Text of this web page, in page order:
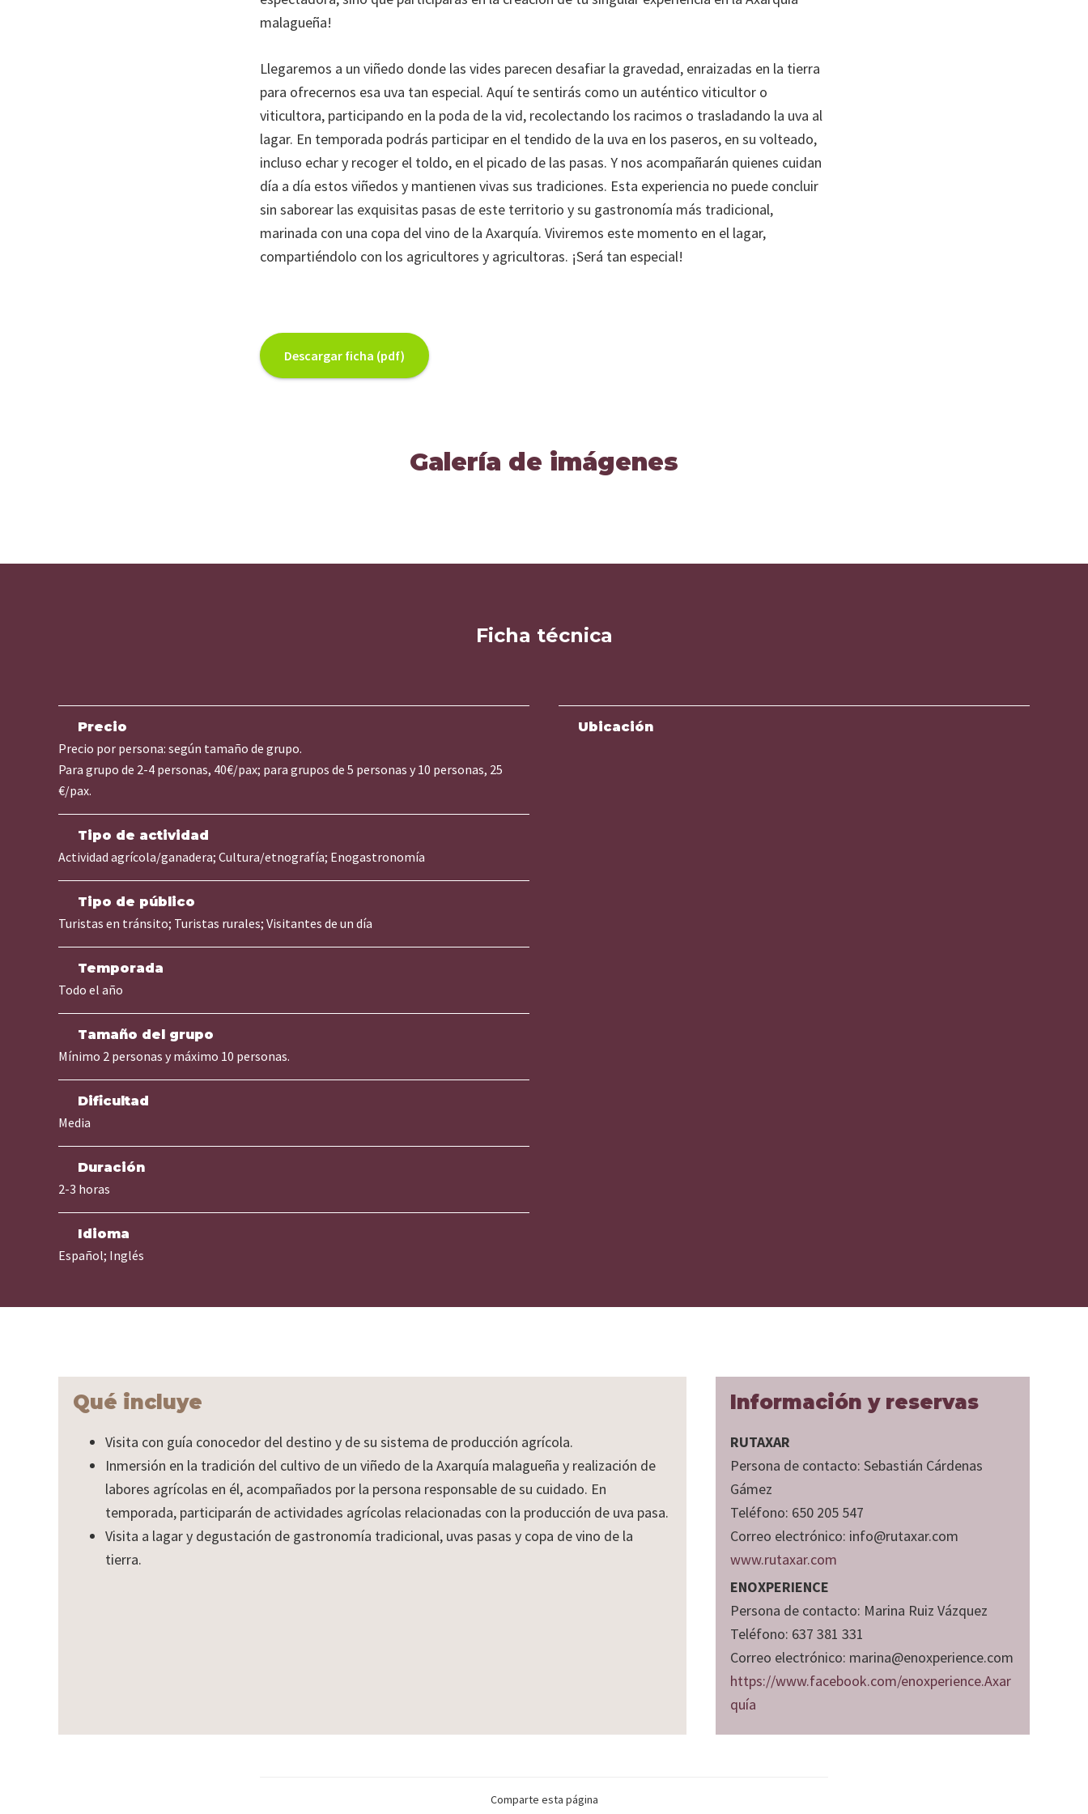
malagueña!
Llegaremos a un viñedo donde las vides parecen desafiar la gravedad, enraizadas en la tierra
para ofrecernos esa uva tan especial. Aquí te sentirás como un auténtico viticultor o
viticultora, participando en la poda de la vid, recolectando los racimos o trasladando la uva al
lagar. En temporada podrás participar en el tendido de la uva en los paseros, en su volteado,
incluso echar y recoger el toldo, en el picado de las pasas. Y nos acompañarán quienes cuidan
día a día estos viñedos y mantienen vivas sus tradiciones. Esta experiencia no puede concluir
sin saborear las exquisitas pasas de este territorio y su gastronomía más tradicional,
marinada con una copa del vino de la Axarquía. Viviremos este momento en el lagar,
compartiéndolo con los agricultores y agricultoras. ¡Será tan especial!
Descargar ficha (pdf)
Galería de imágenes
Ficha técnica
Precio
Precio por persona: según tamaño de grupo.
Para grupo de 2-4 personas, 40€/pax; para grupos de 5 personas y 10 personas, 25
€/pax.
Tipo de actividad
Actividad agrícola/ganadera; Cultura/etnografía; Enogastronomía
Tipo de público
Turistas en tránsito; Turistas rurales; Visitantes de un día
Temporada
Todo el año
Tamaño del grupo
Mínimo 2 personas y máximo 10 personas.
Dificultad
Media
Duración
2-3 horas
Idioma
Español; Inglés
Ubicación
Qué incluye
Visita con guía conocedor del destino y de su sistema de producción agrícola.
Inmersión en la tradición del cultivo de un viñedo de la Axarquía malagueña y realización de
labores agrícolas en él, acompañados por la persona responsable de su cuidado. En
temporada, participarán de actividades agrícolas relacionadas con la producción de uva pasa.
Visita a lagar y degustación de gastronomía tradicional, uvas pasas y copa de vino de la
tierra.
Información y reservas
RUTAXAR
Persona de contacto: Sebastián Cárdenas
Gámez
Teléfono: 650 205 547
Correo electrónico: info@rutaxar.com
www.rutaxar.com
ENOXPERIENCE
Persona de contacto: Marina Ruiz Vázquez
Teléfono: 637 381 331
Correo electrónico: marina@enoxperience.com
https://www.facebook.com/enoxperience.Axar
quía
Comparte esta página